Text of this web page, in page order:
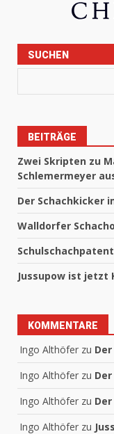
SUCHEN
BEITRÄGE
Zwei Skripten zu
Schlemermeyer
Der Schachkicker
Walldorfer
Jussupow ist jetzt
KOMMENTARE
Ingo Althöfer zu
Ingo Althöfer zu
Ingo Althöfer zu
Ingo Althöfer zu